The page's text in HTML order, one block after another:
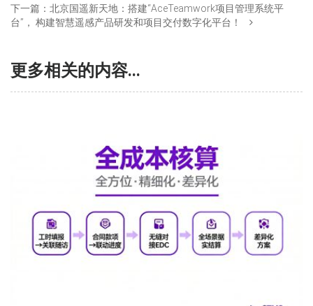
下一篇： 北京国遥新天地：搭建“AceTeamwork项目管理系统平
台”， 构建智慧遥感产品研发和项目交付数字化平台！
更多相关的内容...